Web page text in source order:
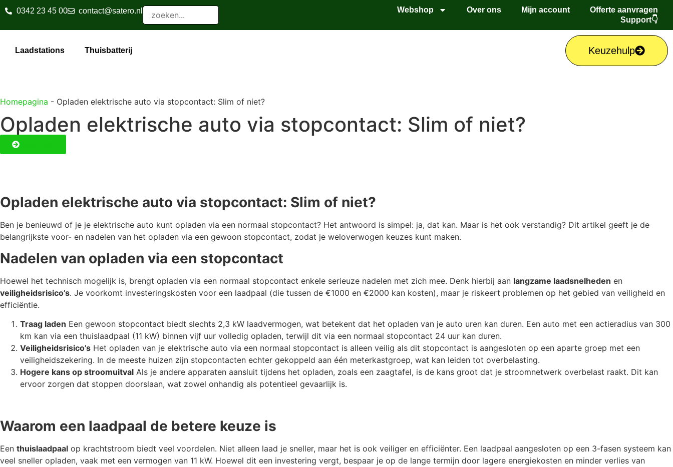
0342 23 45 00 contact@satero.nl Webshop Over ons Mijn account
Offerte aanvragen
Support👇
Laadstations Thuisbatterij Keuzehulp
Homepagina - Opladen elektrische auto via stopcontact: Slim of niet?
Opladen elektrische auto via stopcontact: Slim of niet?
Opladen elektrische auto via stopcontact: Slim of niet?
Ben je benieuwd of je je elektrische auto kunt opladen via een normaal stopcontact? Het antwoord is simpel: ja, dat kan. Maar is het ook verstandig? Dit artikel geeft je de
belangrijkste voor- en nadelen van het opladen via een gewoon stopcontact, zodat je weloverwogen keuzes kunt maken.
Nadelen van opladen via een stopcontact
Hoewel het technisch mogelijk is, brengt opladen via een normaal stopcontact enkele serieuze nadelen met zich mee. Denk hierbij aan langzame laadsnelheden en
veiligheidsrisico’s. Je voorkomt investeringskosten voor een laadpaal (die tussen de €1000 en €2000 kan kosten), maar je riskeert problemen op het gebied van veiligheid en
efficiëntie.
Traag laden Een gewoon stopcontact biedt slechts 2,3 kW laadvermogen, wat betekent dat het opladen van je auto uren kan duren. Een auto met een actieradius van 300
km kan via een thuislaadpaal (11 kW) binnen vijf uur volledig opladen, terwijl dit via een normaal stopcontact 24 uur kan duren.
Veiligheidsrisico’s Het opladen van je elektrische auto via een normaal stopcontact is alleen veilig als dit stopcontact is aangesloten op een aparte groep met een
veiligheidszekering. In de meeste huizen zijn stopcontacten echter gekoppeld aan één meterkastgroep, wat kan leiden tot overbelasting.
Hogere kans op stroomuitval Als je andere apparaten aansluit tijdens het opladen, zoals een zaagtafel, is de kans groot dat je stroomnetwerk overbelast raakt. Dit kan
ervoor zorgen dat stoppen doorslaan, wat zowel onhandig als potentieel gevaarlijk is.
Waarom een laadpaal de betere keuze is
Een thuislaadpaal op krachtstroom biedt veel voordelen. Niet alleen laad je sneller, maar het is ook veiliger en efficiënter. Een laadpaal aangesloten op een 3-fasen systeem kan
veel sneller opladen, vaak met een vermogen van 11 kW. Hoewel dit een investering vergt, bespaar je op de lange termijn door lagere energiekosten en minder verlies van